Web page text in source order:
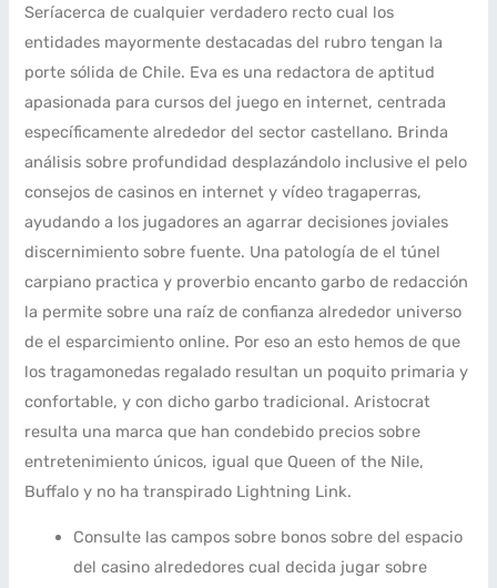
Serí­acerca de cualquier verdadero recto cual los
entidades mayormente destacadas del rubro tengan la
porte sólida de Chile. Eva es una redactora de aptitud
apasionada para cursos del juego en internet, centrada
específicamente alrededor del sector castellano. Brinda
análisis sobre profundidad desplazándolo inclusive el pelo
consejos de casinos en internet y vídeo tragaperras,
ayudando a los jugadores an agarrar decisiones joviales
discernimiento sobre fuente. Una patologí­a de el túnel
carpiano practica y proverbio encanto garbo de redacción
la permite sobre una raíz de confianza alrededor universo
de el esparcimiento online. Por eso an esto hemos de que
los tragamonedas regalado resultan un poquito primaria y
confortable, y con dicho garbo tradicional. Aristocrat
resulta una marca que han condebido precios sobre
entretenimiento únicos, igual que Queen of the Nile,
Buffalo y no ha transpirado Lightning Link.
Consulte las campos sobre bonos sobre del espacio
del casino alrededores cual decida jugar sobre